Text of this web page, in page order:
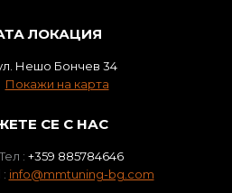
ЛОКАЦИЯ
Нешо Бончев 34
Покажи на карта
СЕ С НАС
Тел : +359 885784646
: info@mmtuning-bg.com